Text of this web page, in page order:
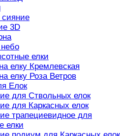
3D
елки
елку Кремлевская
елку Роза Ветров
Елок
для Ствольных елок
для Каркасных елок
трапециевидное для
елки